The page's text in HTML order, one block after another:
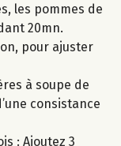
les pommes de
20mn.
pour ajuster
à soupe de
consistance
: Ajoutez 3